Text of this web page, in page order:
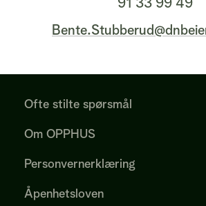
Ofte stilte spørsmål
Om OPPHUS
Personvernerklæring
Åpenhetsloven